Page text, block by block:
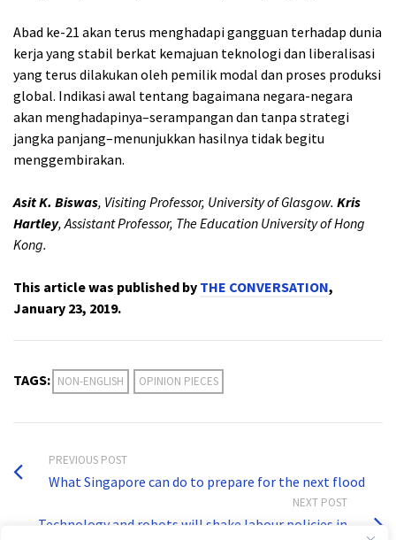
Abad ke-21 akan terus menghadapi gangguan terhadap dunia
kerja yang stabil berkat kemajuan teknologi dan liberalisasi
yang terus dilakukan oleh pemilik modal dan proses produksi
global. Indikasi awal tentang bagaimana negara-negara
akan menghadapinya–serampangan dan tanpa strategi
jangka panjang–menunjukkan hasilnya tidak begitu
menggembirakan.
Asit K. Biswas, Visiting Professor, University of Glasgow. Kris
Hartley, Assistant Professor, The Education University of Hong
Kong.
This article was published by THE CONVERSATION,
January 23, 2019.
TAGS: NON-ENGLISH OPINION PIECES
PREVIOUS POST
What Singapore can do to prepare for the next flood
NEXT POST
Technology and robots will shake labour policies in